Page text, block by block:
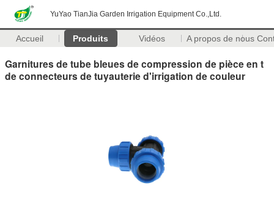
YuYao TianJia Garden Irrigation Equipment Co.,Ltd.
Accueil Produits Vidéos A propos de nous
Garnitures de tube bleues de compression de pièce en t
de connecteurs de tuyauterie d'irrigation de couleur